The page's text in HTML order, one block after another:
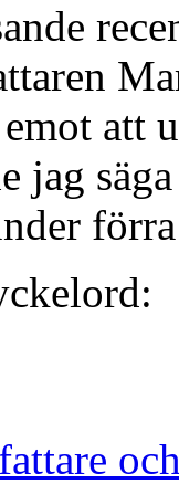
att
jag